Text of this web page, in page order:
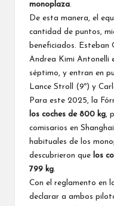
monoplaza.
De esta manera, el
cantidad de puntos,
beneficiados.
Esteban
Andrea Kimi Antonelli
séptimo, y entran en
Lance Stroll
(9º) y
Para este 2025, la
los coches de 800 kg,
comisarios en
habituales de los
descubrieron que los
799 kg.
Con el reglamento en
declarar a ambos